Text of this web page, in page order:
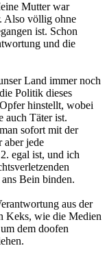
Mutter war
Also völlig ohne
ist. Schon
und die
Land immer noch
Politik dieses
hinstellt, wobei
auch Täter ist.
sofort mit der
aber jede
egal ist, und ich
Bein binden.
aus der
Keks, wie die Medien
dem doofen